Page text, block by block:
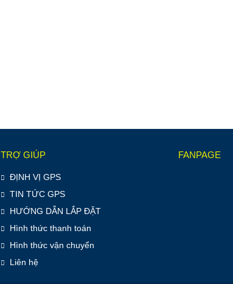
TRỢ GIÚP
ĐỊNH VỊ GPS
TIN TỨC GPS
HƯỚNG DẪN LẮP ĐẶT
Hình thức thanh toán
Hình thức vận chuyển
Liên hệ
FANPAGE